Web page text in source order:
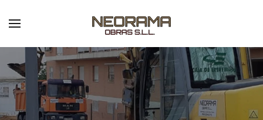
Skip to main content